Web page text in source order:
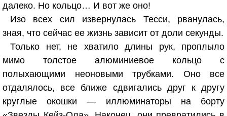
далеко. Но кольцо… И вот же оно!
Изо всех сил извернулась Тесси, рванулась,
зная, что сейчас ее жизнь зависит от доли секунды.
Только нет, не хватило длины рук, проплыло
мимо толстое алюминиевое кольцо с
полыхающими неоновыми трубками. Оно все
отдалялось, все ближе сдвигались друг к другу
круглые окошки — иллюминаторы на борту